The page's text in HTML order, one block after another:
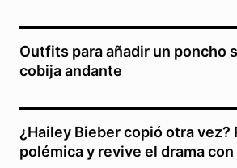
Outfits para añadir un poncho
cobija andante
¿Hailey Bieber copió otra vez?
polémica y revive el drama